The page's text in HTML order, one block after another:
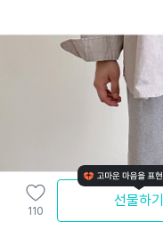
110
선물하기